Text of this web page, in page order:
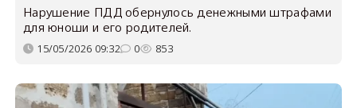
Нарушение ПДД обернулось денежными штрафами
для юноши и его родителей.
15/05/2026 09:32 0 853